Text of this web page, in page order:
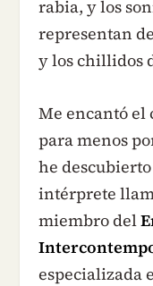
rabia, y los
representan
y los chillidos
Me encantó
para menos
he
intérprete
miembro del
especializada